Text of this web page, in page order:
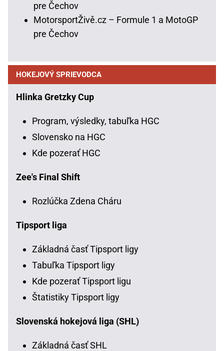
pre Čechov
MotorsportŽivě.cz – Formule 1 a MotoGP
pre Čechov
HOKEJOVÝ SPRIEVODCA
Hlinka Gretzky Cup
Program, výsledky, tabuľka HGC
Slovensko na HGC
Kde pozerať HGC
Zee's Final Shift
Rozlúčka Zdena Cháru
Tipsport liga
Základná časť Tipsport ligy
Tabuľka Tipsport ligy
Kde pozerať Tipsport ligu
Štatistiky Tipsport ligy
Slovenská hokejová liga (SHL)
Základná časť SHL